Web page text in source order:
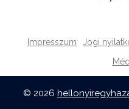
Impresszum Jogi
© 2026